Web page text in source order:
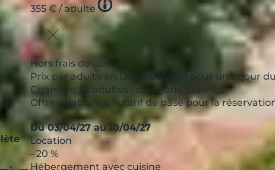
355 €/ adulte Tooltip
icon
Hors frais de dossier
Prix par adulte en Demi-pension pour un séjour
Chambre | 2 adultes | catégorie Essentiel
Offre valable sur le tarif de base pour la
Du 03/04/27 au 10/04/27
Location
- 20 %
Hébergement avec cuisine